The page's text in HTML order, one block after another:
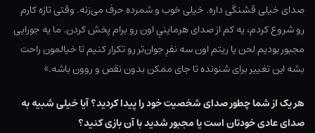
صدای خیلی قشنگی داره. خیلی خوب و شمرده حرف می‌زنه. وقتی تازه کارم
رو شروع کردم، یه کم از صدای هرماینیِ اون رو برام پخش کردن. ما یه جورایی
مجبور بودیم لحن یا ریتم اون سه نفرِ جوان‌تر رو تکرار کنیم تا خیالمون راحت
بشه این تغییر برای شنونده تا جای ممکن بدون نقص و روون باشه.»
هر یک از شما چطور صدای شخصیت خود را پیدا کردید؟ آیا خیلی شبیه به
صدای عادی خودتان است یا مجبور شدید با آن بازی کنید؟